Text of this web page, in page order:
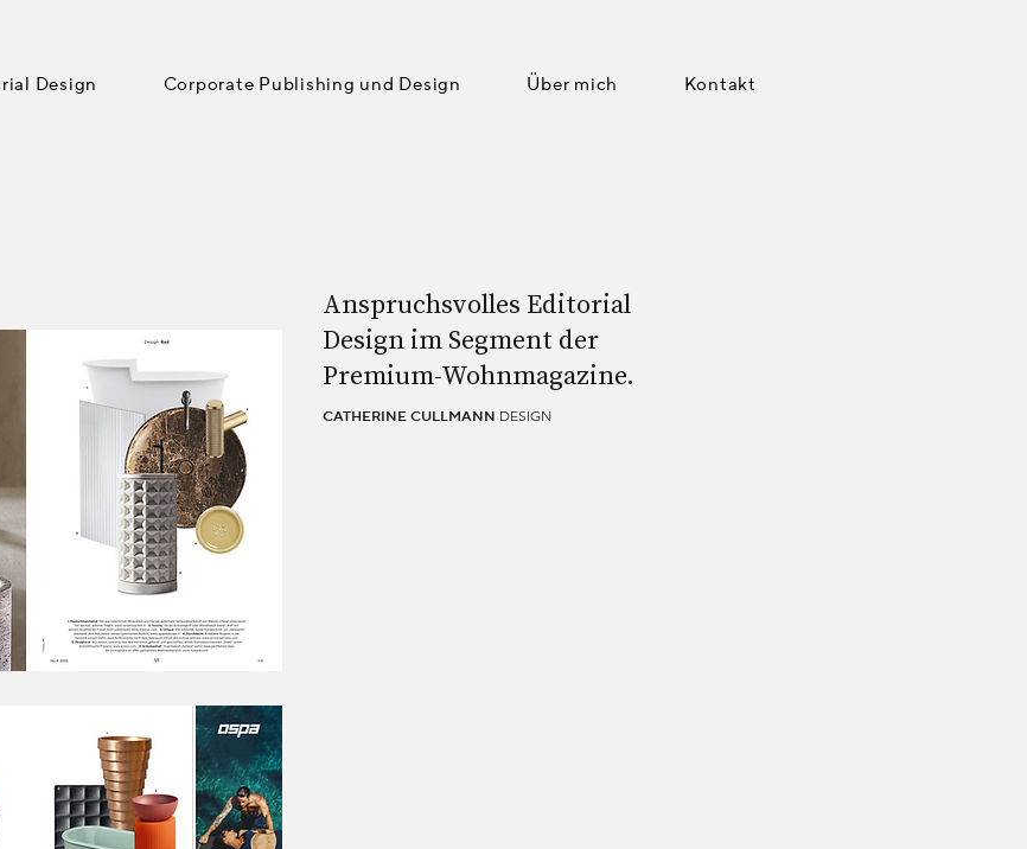
Design Corporate Publishing und Design Über mich Kontakt
Anspruchsvolles Editorial
Design im Segment der
Premium-Wohnmagazine.
CATHERINE CULLMANN DESIGN